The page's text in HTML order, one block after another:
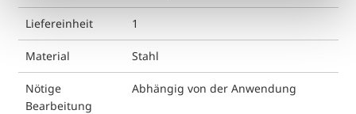
Liefereinheit 1
Material Stahl
Nötige
Bearbeitung
Abhängig von der Anwendung